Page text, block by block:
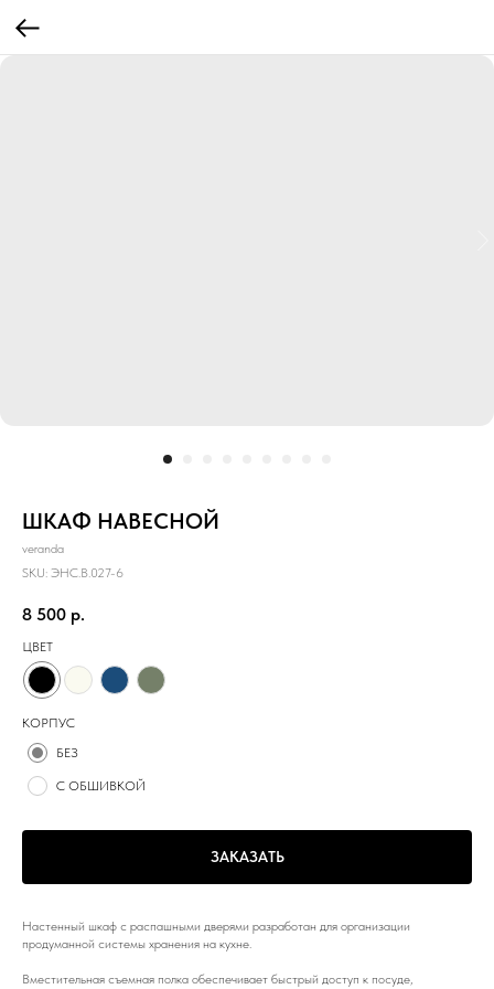
ШКАФ НАВЕСНОЙ
veranda
SKU: ЭНС.B.027-6
8 500 р.
ЦВЕТ
КОРПУС
БЕЗ
С ОБШИВКОЙ
ЗАКАЗАТЬ
Настенный шкаф с распашными дверями разработан для организации
продуманной системы хранения на кухне.
Вместительная съемная полка обеспечивает быстрый доступ к посуде,